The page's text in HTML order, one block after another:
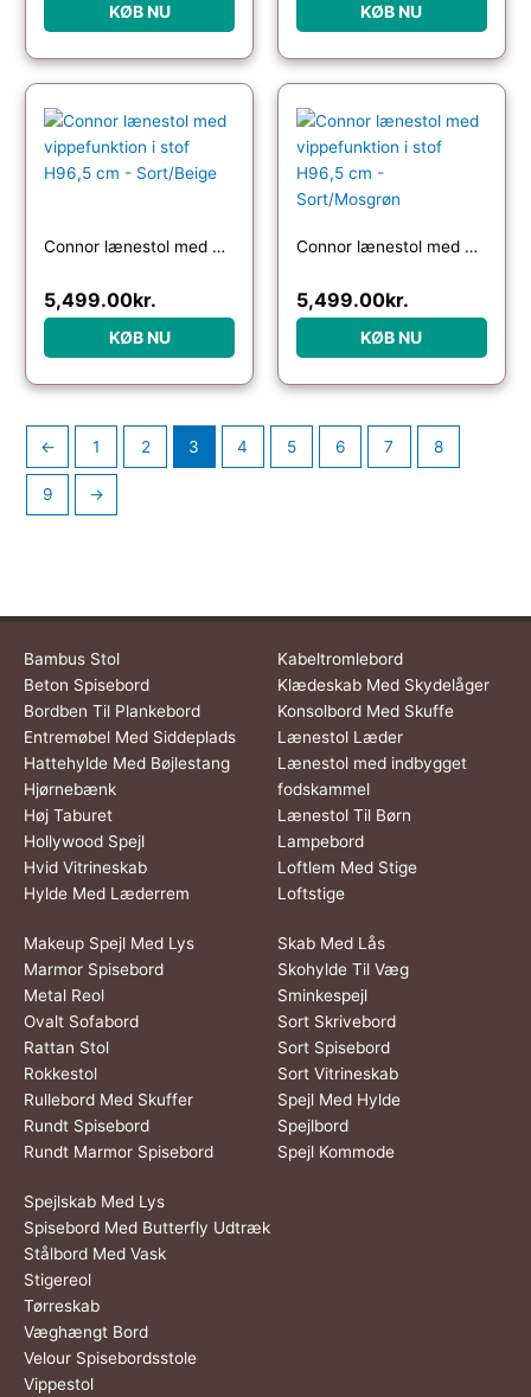
KØB NU KØB NU
Connor lænestol med vippefunktion i stof H96,5 cm – Sort/Beige
5,499.00kr.
KØB NU
Connor lænestol med vippefunktion i stof H96,5 cm – Sort/Mosgrøn
5,499.00kr.
KØB NU
← 1 2 3 4 5 6 7 8
9 →
Bambus Stol
Beton Spisebord
Bordben Til Plankebord
Entremøbel Med Siddeplads
Hattehylde Med Bøjlestang
Hjørnebænk
Høj Taburet
Hollywood Spejl
Hvid Vitrineskab
Hylde Med Læderrem
Kabeltromlebord
Klædeskab Med Skydelåger
Konsolbord Med Skuffe
Lænestol Læder
Lænestol med indbygget
fodskammel
Lænestol Til Børn
Lampebord
Loftlem Med Stige
Loftstige
Makeup Spejl Med Lys
Marmor Spisebord
Metal Reol
Ovalt Sofabord
Rattan Stol
Rokkestol
Rullebord Med Skuffer
Rundt Spisebord
Rundt Marmor Spisebord
Skab Med Lås
Skohylde Til Væg
Sminkespejl
Sort Skrivebord
Sort Spisebord
Sort Vitrineskab
Spejl Med Hylde
Spejlbord
Spejl Kommode
Spejlskab Med Lys
Spisebord Med Butterfly Udtræk
Stålbord Med Vask
Stigereol
Tørreskab
Væghængt Bord
Velour Spisebordsstole
Vippestol